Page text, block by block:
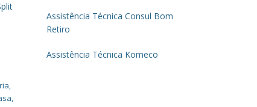
,
,
Assistência Técnica Consul Bom
Retiro
Assistência Técnica Komeco